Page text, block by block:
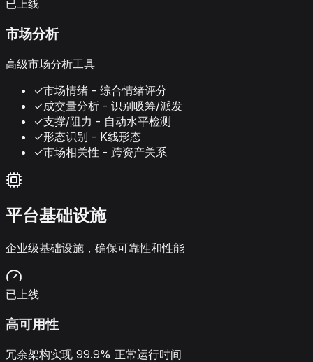
已上线
市场分析
高级市场分析工具
✓市场情绪 - 综合情绪评分
✓成交量分析 - 识别吸筹/派发
✓支撑/阻力 - 自动水平检测
✓形态识别 - K线形态
✓市场相关性 - 跨资产关系
平台基础设施
企业级基础设施，确保可靠性和性能
已上线
高可用性
冗余架构实现 99.9% 正常运行时间